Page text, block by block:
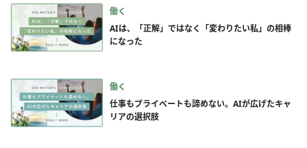
働く
AIは、「正解」ではなく「変わりたい私」の相棒
になった
働く
仕事もプライベートも諦めない。AIが広げたキャ
リアの選択肢